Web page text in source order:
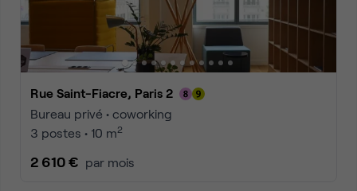
Rue Saint-Fiacre, Paris 2
Bureau privé • coworking
3 postes • 10 m2
2 610 € par mois